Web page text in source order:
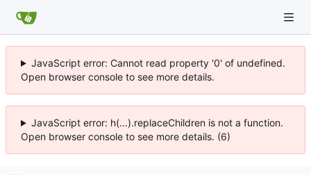
JavaScript error: Cannot read property '0' of undefined.
Open browser console to see more details.
JavaScript error: h(...).replaceChildren is not a function.
Open browser console to see more details. (6)